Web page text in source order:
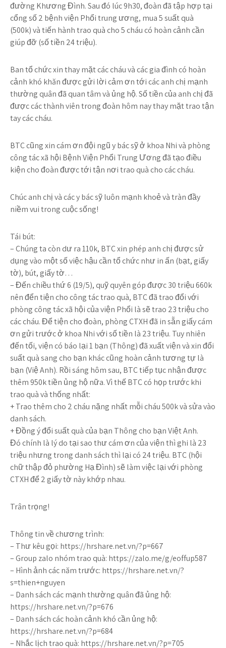
đường Khương Đình. Sau đó lúc 9h30, đoàn đã tập hợp tại
cổng số 2 bệnh viện Phổi trung ương, mua 5 suất quà
(500k) và tiến hành trao quà cho 5 cháu có hoàn cảnh cần
giúp đỡ (số tiền 24 triệu).
Ban tổ chức xin thay mặt các cháu và các gia đình có hoàn
cảnh khó khăn được gửi lời cảm ơn tới các anh chị mạnh
thường quân đã quan tâm và ủng hộ. Số tiền của anh chị đã
được các thành viên trong đoàn hôm nay thay mặt trao tận
tay các cháu.
BTC cũng xin cám ơn đội ngũ y bác sỹ ở khoa Nhi và phòng
công tác xã hội Bệnh Viện Phổi Trung Ương đã tạo điều
kiện cho đoàn được tới tận nơi trao quà cho các cháu.
Chúc anh chị và các y bác sỹ luôn mạnh khoẻ và tràn đầy
niềm vui trong cuộc sống!
Tái bút:
– Chúng ta còn dư ra 110k, BTC xin phép anh chị được sử
dụng vào một số việc hậu cần tổ chức như in ấn (bạt, giấy
tờ), bút, giấy tờ…
– Đến chiều thứ 6 (19/5), quỹ quyên góp được 30 triệu 660k
nên đển tiện cho công tác trao quà, BTC đã trao đổi với
phòng công tác xã hội của viện Phổi là sẽ trao 23 triệu cho
các cháu. Để tiện cho đoàn, phòng CTXH đã in sẵn giấy cám
ơn gửi trước ở khoa Nhi với số tiền là 23 triệu. Tuy nhiên
đến tối, viện có báo lại 1 bạn (Thông) đã xuất viện và xin đổi
suất quà sang cho bạn khác cũng hoàn cảnh tương tự là
bạn (Việ Anh). Rồi sáng hôm sau, BTC tiếp tục nhận được
thêm 950k tiền ủng hộ nữa. Vì thế BTC có họp trước khi
trao quà và thống nhất:
+ Trao thêm cho 2 cháu nặng nhất mỗi cháu 500k và sửa vào
danh sách.
+ Đồng ý đổi suất quà của bạn Thông cho bạn Việt Anh.
Đó chính là lý do tại sao thư cám ơn của viện thì ghi là 23
triệu nhưng trong danh sách thì lại có 24 triệu. BTC (hội
chữ thập đỏ phường Hạ Đình) sẽ làm việc lại với phòng
CTXH để 2 giấy tờ này khớp nhau.
Trân trọng!
Thông tin về chương trình:
– Thư kêu gọi: https://hrshare.net.vn/?p=667
– Group zalo nhóm trao quà: https://zalo.me/g/eoffup587
– Hình ảnh các năm trước: https://hrshare.net.vn/?
s=thien+nguyen
– Danh sách các mạnh thường quân đã ủng hộ:
https://hrshare.net.vn/?p=676
– Danh sách các hoàn cảnh khó cần ủng hộ:
https://hrshare.net.vn/?p=684
– Nhắc lịch trao quà: https://hrshare.net.vn/?p=705